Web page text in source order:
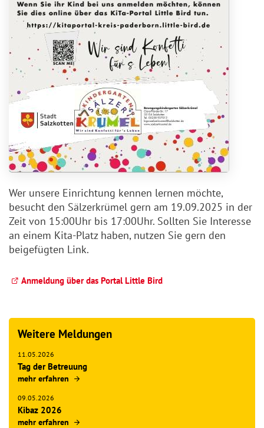
Wer unsere Einrichtung kennen lernen möchte,
besucht den Sälzerkrümel gern am 19.09.2025 in der
Zeit von 15:00Uhr bis 17:00Uhr. Sollten Sie Interesse
an einem Kita-Platz haben, nutzen Sie gern den
beigefügten Link.
Anmeldung über das Portal Little Bird
Weitere Meldungen
11.05.2026
Tag der Betreuung
mehr erfahren
09.05.2026
Kibaz 2026
mehr erfahren